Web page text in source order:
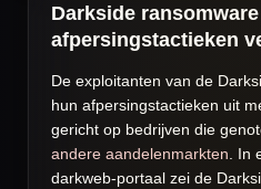
Darkside
afpersingstactieken
De exploitanten van de
hun afpersingstactieken uit
gericht op bedrijven die
andere aandelenmarkten
In
darkweb-portaal zei de